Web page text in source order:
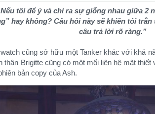
tôi để ý và chỉ ra sự giống nhau giữa 2
hay không? Câu hỏi này sẽ khiến tôi
câu trả lời rõ ràng.”
cũng sở hữu một Tanker khác với khả
thân Brigitte cũng có một mối liên hệ mật
bản copy của Ash.​